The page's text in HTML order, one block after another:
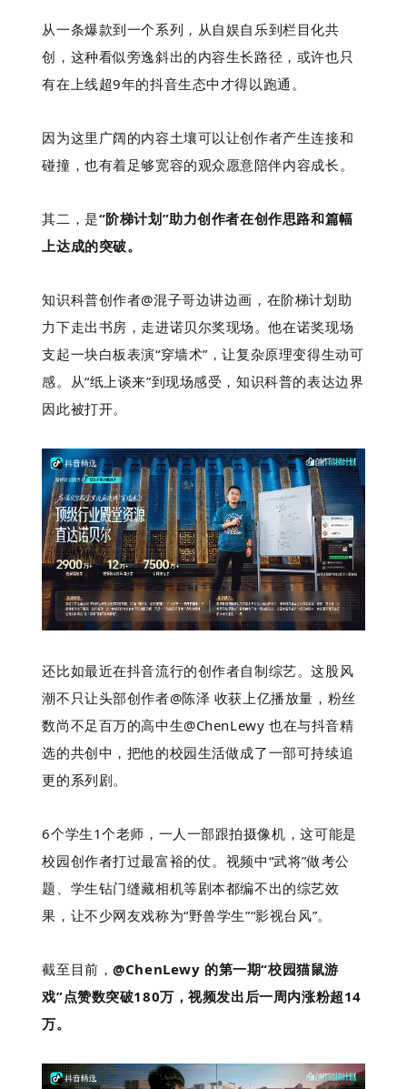
从一条爆款到一个系列，从自娱自乐到栏目化共
创，这种看似旁逸斜出的内容生长路径，或许也只
有在上线超9年的抖音生态中才得以跑通。
因为这里广阔的内容土壤可以让创作者产生连接和
碰撞，也有着足够宽容的观众愿意陪伴内容成长。
其二，是“阶梯计划”助力创作者在创作思路和篇幅
上达成的突破。
知识科普创作者@混子哥边讲边画，在阶梯计划助
力下走出书房，走进诺贝尔奖现场。他在诺奖现场
支起一块白板表演“穿墙术”，让复杂原理变得生动可
感。从“纸上谈来”到现场感受，知识科普的表达边界
因此被打开。
还比如最近在抖音流行的创作者自制综艺。这股风
潮不只让头部创作者@陈泽 收获上亿播放量，粉丝
数尚不足百万的高中生@ChenLewy 也在与抖音精
选的共创中，把他的校园生活做成了一部可持续追
更的系列剧。
6个学生1个老师，一人一部跟拍摄像机，这可能是
校园创作者打过最富裕的仗。视频中“武将”做考公
题、学生钻门缝藏相机等剧本都编不出的综艺效
果，让不少网友戏称为“野兽学生”“影视台风”。
截至目前，@ChenLewy 的第一期“校园猫鼠游
戏”点赞数突破180万，视频发出后一周内涨粉超14
万。